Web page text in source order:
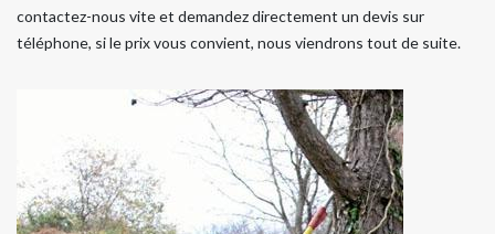
contactez-nous vite et demandez directement un devis sur
téléphone, si le prix vous convient, nous viendrons tout de suite.